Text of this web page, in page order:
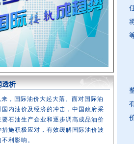
透析
，国际油价大起大落。面对国际油
国内油价及经济的冲击，中国政府采
要石油生产企业和逐步调高成品油价
措施积极应对，有效缓解国际油价波
利影响。